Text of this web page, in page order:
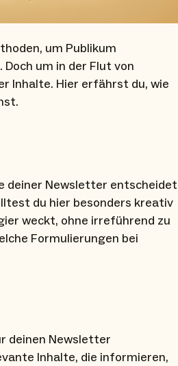
um Publikum
um in der Flut von
Inhalte. Hier erfährst du, wie
deiner Newsletter entscheidet
du hier besonders kreativ
weckt, ohne irreführend zu
Formulierungen bei
deinen Newsletter
Inhalte, die informieren,